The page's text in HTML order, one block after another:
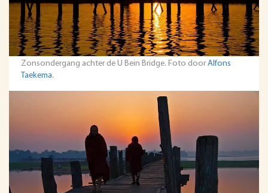
Zonsondergang achter de U Bein Bridge. Foto doorAlfons
Taekema.